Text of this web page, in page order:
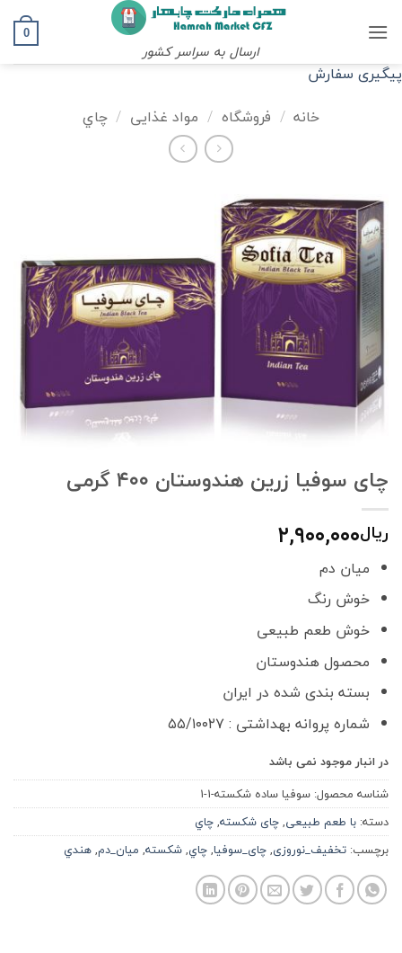
ارسال به سراسر کشور
0
پیگیری سفارش
خانه / فروشگاه / مواد غذایی / چاي
چای سوفیا زرین هندوستان ۴۰۰ گرمی
ریال۲,۹۰۰,۰۰۰
میان دم
خوش رنگ
خوش طعم طبیعی
محصول هندوستان
بسته بندی شده در ایران
شماره پروانه بهداشتی : ۵۵/۱۰۰۲۷
در انبار موجود نمی باشد
شناسه محصول: سوفيا ساده شكسته-1-1
دسته: با طعم طبیعی,چای شکسته,چاي
برچسب: تخفیف_نوروزی,چای_سوفیا,چاي,شكسته, ميان_دم,هندي